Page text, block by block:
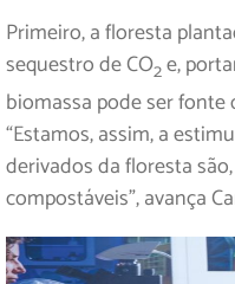
Primeiro, a floresta
sequestro de CO2e,
biomassa pode ser
“Estamos, assim, a
derivados da floresta
compostáveis”, avança